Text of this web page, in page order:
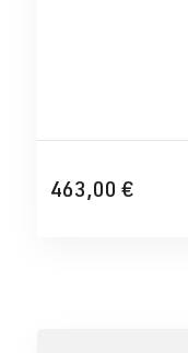
463,00 €